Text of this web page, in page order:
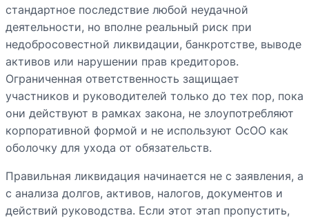
стандартное последствие любой неудачной
деятельности, но вполне реальный риск при
недобросовестной ликвидации, банкротстве, выводе
активов или нарушении прав кредиторов.
Ограниченная ответственность защищает
участников и руководителей только до тех пор, пока
они действуют в рамках закона, не злоупотребляют
корпоративной формой и не используют ОсОО как
оболочку для ухода от обязательств.
Правильная ликвидация начинается не с заявления, а
с анализа долгов, активов, налогов, документов и
действий руководства. Если этот этап пропустить,